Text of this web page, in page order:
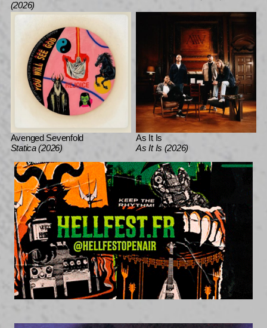
(2026)
Avenged Sevenfold
Statica (2026)
As It Is
As It Is (2026)